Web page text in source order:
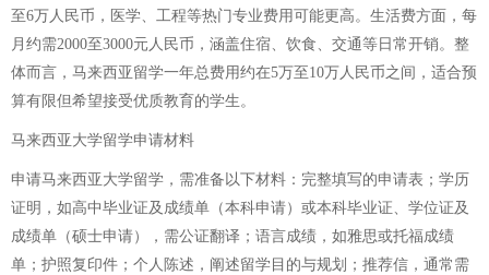
至6万人民币，医学、工程等热门专业费用可能更高。生活费方面，每
月约需2000至3000元人民币，涵盖住宿、饮食、交通等日常开销。整
体而言，马来西亚留学一年总费用约在5万至10万人民币之间，适合预
算有限但希望接受优质教育的学生。
马来西亚大学留学申请材料
申请马来西亚大学留学，需准备以下材料：完整填写的申请表；学历
证明，如高中毕业证及成绩单（本科申请）或本科毕业证、学位证及
成绩单（硕士申请），需公证翻译；语言成绩，如雅思或托福成绩
单；护照复印件；个人陈述，阐述留学目的与规划；推荐信，通常需